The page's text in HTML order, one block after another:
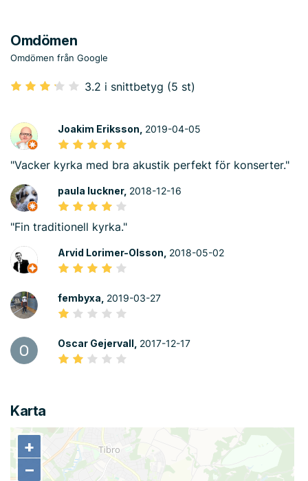
Omdömen
Omdömen från Google
3.2 i snittbetyg (5 st)
Joakim Eriksson, 2019-04-05
"Vacker kyrka med bra akustik perfekt för konserter."
paula luckner, 2018-12-16
"Fin traditionell kyrka."
Arvid Lorimer-Olsson, 2018-05-02
fembyxa, 2019-03-27
Oscar Gejervall, 2017-12-17
Karta
+
−
+
−